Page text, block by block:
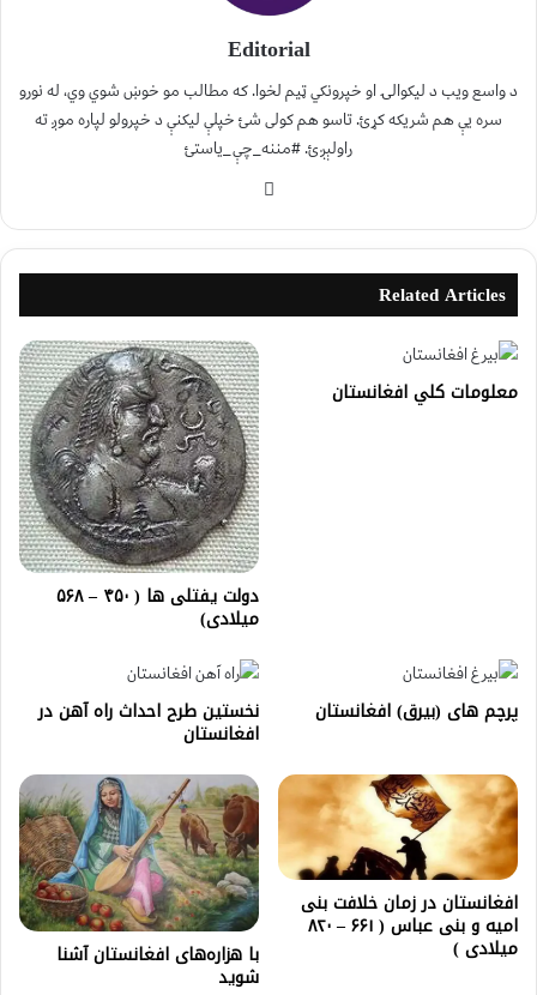
Editorial
د واسع ویب د لیکوالۍ او خپرونکي ټیم لخوا. که مطالب مو خوښ شوي وي، له نورو
سره یې هم شریکه کړئ. تاسو هم کولی شئ خپلې لیکنې د خپرولو لپاره موږ ته
راولېږئ. #مننه_چې_یاستئ
Related Articles
معلومات كلي افغانستان
دولت یفتلی ها ( ۴۵۰ – ۵۶۸
میلادی)
پرچم های (بیرق) افغانستان نخستین طرح احداث راه آهن در
افغانستان
افغانستان در زمان خلافت بنی
امیه و بنی عباس ( ۶۶۱ – ۸۲۰
میلادی ) با هزاره‌های افغانستان آشنا
شوید